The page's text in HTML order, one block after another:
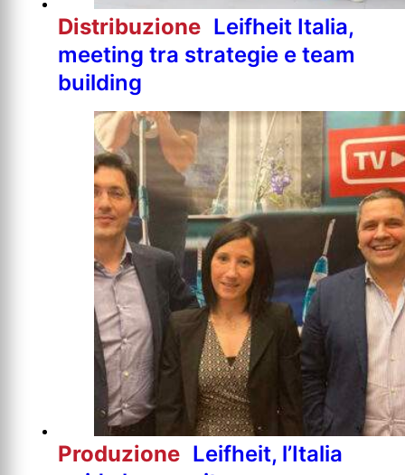
Distribuzione Leifheit Italia,
meeting tra strategie e team
building
Produzione Leifheit, l’Italia